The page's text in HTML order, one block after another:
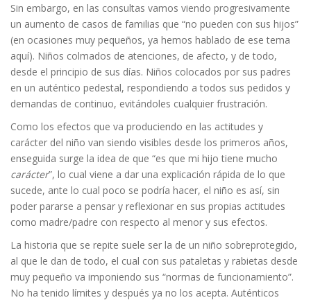
Sin embargo, en las consultas vamos viendo progresivamente
un aumento de casos de familias que “no pueden con sus hijos”
(en ocasiones muy pequeños, ya hemos hablado de ese tema
aquí). Niños colmados de atenciones, de afecto, y de todo,
desde el principio de sus días. Niños colocados por sus padres
en un auténtico pedestal, respondiendo a todos sus pedidos y
demandas de continuo, evitándoles cualquier frustración.
Como los efectos que va produciendo en las actitudes y
carácter del niño van siendo visibles desde los primeros años,
enseguida surge la idea de que “es que mi hijo tiene mucho
carácter”, lo cual viene a dar una explicación rápida de lo que
sucede, ante lo cual poco se podría hacer, el niño es así, sin
poder pararse a pensar y reflexionar en sus propias actitudes
como madre/padre con respecto al menor y sus efectos.
La historia que se repite suele ser la de un niño sobreprotegido,
al que le dan de todo, el cual con sus pataletas y rabietas desde
muy pequeño va imponiendo sus “normas de funcionamiento”.
No ha tenido límites y después ya no los acepta. Auténticos